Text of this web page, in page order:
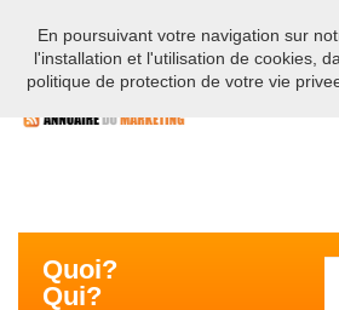
Bienvenue sur l'annuaire
communication en
Quoi?
Qui?
En poursuivant votre navigation sur
l'installation et l'utilisation de cookies,
politique de protection de votre vie